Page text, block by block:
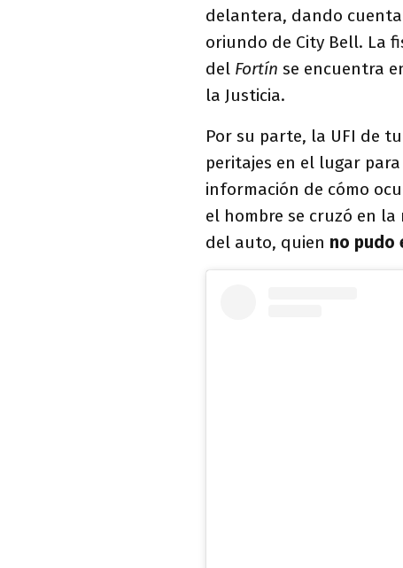
delantera, dando
oriundo de City Bell. La
del Fortín se encuentra
la Justicia.
Por su parte, la UFI de
peritajes en el lugar
información de cómo
el hombre se cruzó en
del auto, quien no pudo